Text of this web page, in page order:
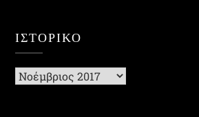
ΙΣΤΟΡΙΚΌ
Ιστορικό